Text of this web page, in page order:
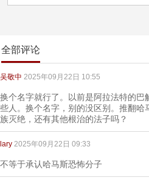
全部评论
吴敬中 2025年09月22日 10:55
换个名字就行了。以前是阿拉法特的
些人。换个名字，别的没区别。推翻
族灭绝，还有其他根治的法子吗？
lary 2025年09月22日 09:33
不等于承认哈马斯恐怖分子